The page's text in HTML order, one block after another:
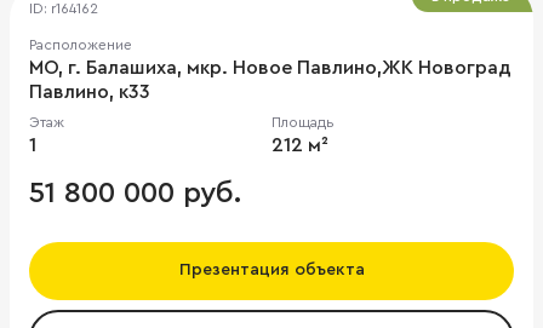
ID: r164162
Расположение
МО, г. Балашиха, мкр. Новое Павлино,ЖК Новоград
Павлино, к33
Этаж
1
Площадь
212 м²
51 800 000 руб.
Презентация объекта